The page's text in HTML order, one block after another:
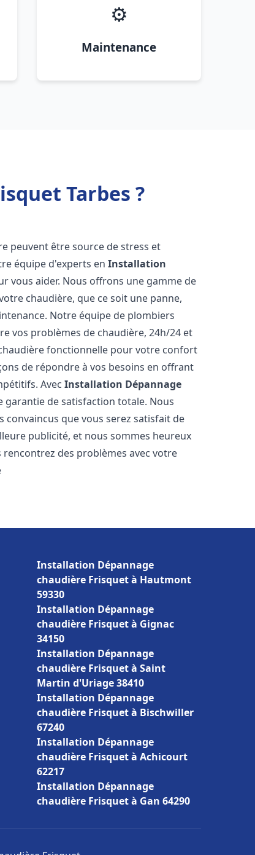
⚙️
Maintenance
Tarbes ?
peuvent être source de stress et
équipe d'experts enInstallation
vous aider. Nous offrons une gamme de
chaudière, que ce soit une panne,
Notre équipe de plombiers
vos problèmes de chaudière, 24h/24 et
fonctionnelle pour votre confort
de répondre à vos besoins en offrant
AvecInstallation Dépannage
garantie de satisfaction totale. Nous
que vous serez satisfait de
publicité, et nous sommes heureux
des problèmes avec votre
Installation Dépannage
chaudière Frisquet à Hautmont
59330
Installation Dépannage
chaudière Frisquet à Gignac
34150
Installation Dépannage
chaudière Frisquet à Saint
Martin d'Uriage 38410
Installation Dépannage
chaudière Frisquet à Bischwiller
67240
Installation Dépannage
chaudière Frisquet à Achicourt
62217
Installation Dépannage
chaudière Frisquet à Gan 64290